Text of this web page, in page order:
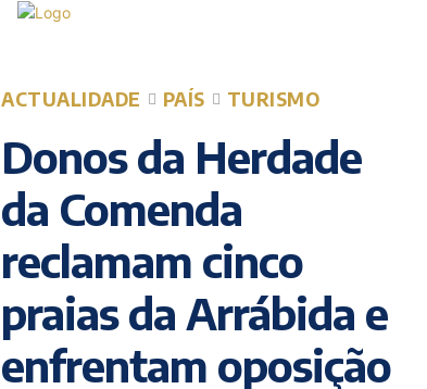
ACTUALIDADE PAÍS TURISMO
Donos da Herdade
da Comenda
reclamam cinco
praias da Arrábida e
enfrentam oposição